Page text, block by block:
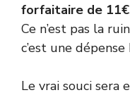
forfaitaire de
Ce n’est pas la
c’est une
Le vrai souci sera